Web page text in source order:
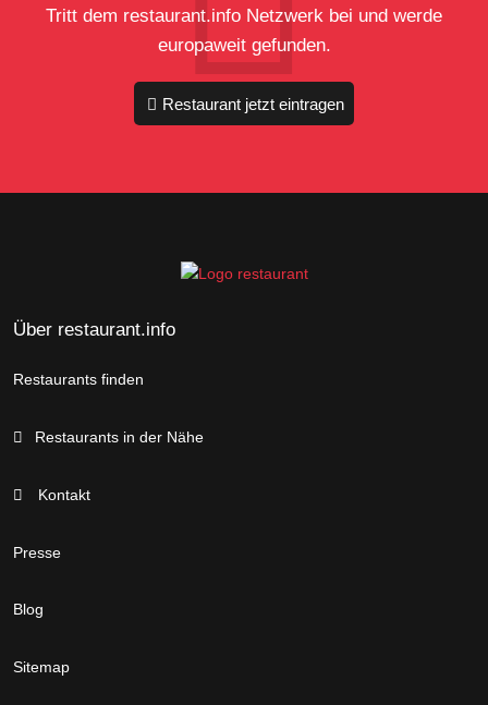
Tritt dem restaurant.info Netzwerk bei und werde
europaweit gefunden.
Restaurant jetzt eintragen
Über restaurant.info
Restaurants finden
Restaurants in der Nähe
Kontakt
Presse
Blog
Sitemap